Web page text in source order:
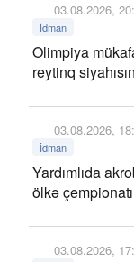
03.08.2026,
İdman
Olimpiya
reytinq
03.08.2026,
İdman
Yardımlıda
ölkə
03.08.2026,